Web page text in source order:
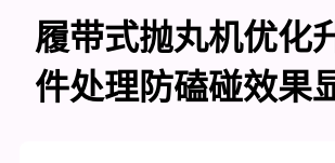
履带式抛丸机优化
件处理防磕碰效果